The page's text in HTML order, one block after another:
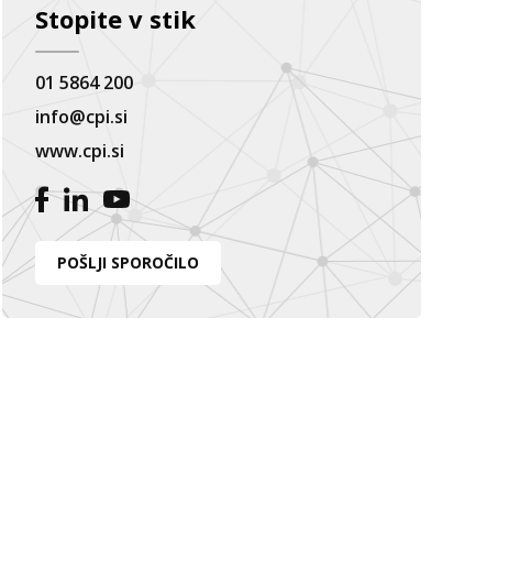
Stopite v stik
01 5864 200
info@cpi.si
www.cpi.si
POŠLJI SPOROČILO